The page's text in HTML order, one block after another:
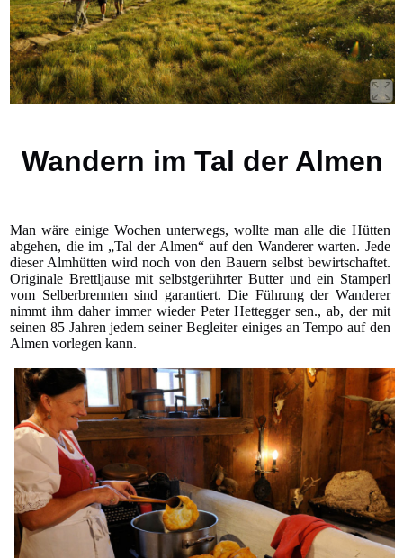
Wandern im Tal der Almen
Man wäre einige Wochen unterwegs, wollte man alle die Hütten
abgehen, die im „Tal der Almen“ auf den Wanderer warten. Jede
dieser Almhütten wird noch von den Bauern selbst bewirtschaftet.
Originale Brettljause mit selbstgerührter Butter und ein Stamperl
vom Selberbrennten sind garantiert. Die Führung der Wanderer
nimmt ihm daher immer wieder Peter Hettegger sen., ab, der mit
seinen 85 Jahren jedem seiner Begleiter einiges an Tempo auf den
Almen vorlegen kann.